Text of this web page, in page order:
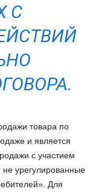
С
товара по
и является
с участием
урегулированные
Для